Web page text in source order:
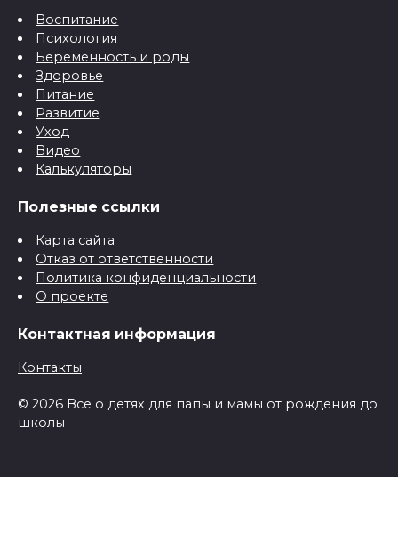
Воспитание
Психология
Беременность и роды
Здоровье
Питание
Развитие
Уход
Видео
Калькуляторы
Полезные ссылки
Карта сайта
Отказ от ответственности
Политика конфиденциальности
О проекте
Контактная информация
Контакты
© 2026 Все о детях для папы и мамы от рождения до
школы